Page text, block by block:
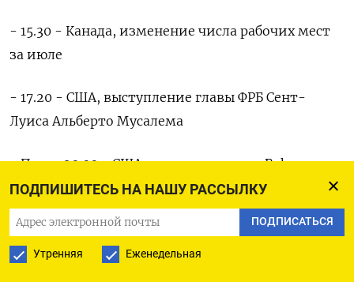
ПОДПИШИТЕСЬ НА НАШУ РАССЫЛКУ
ПОДПИСАТЬСЯ
Утренняя Еженедельная
- 15.30 - Канада, изменение числа рабочих мест
за июле
- 17.20 - США, выступление главы ФРБ Сент-
Луиса Альберто Мусалема
- После 20.00 - США, отчет компании Baker
Hughes об активных нефтедобывающих
установках
Суббота, 9 августа